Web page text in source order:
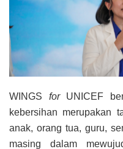
WINGS forUNICEF
kebersihan merupakan
anak, orang tua, guru,
masing dalam